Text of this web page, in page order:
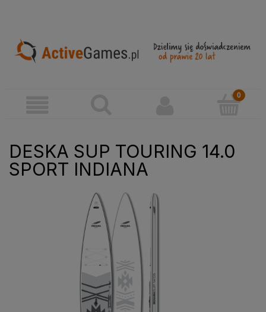
DESKA SUP TOURING 14.0
SPORT INDIANA